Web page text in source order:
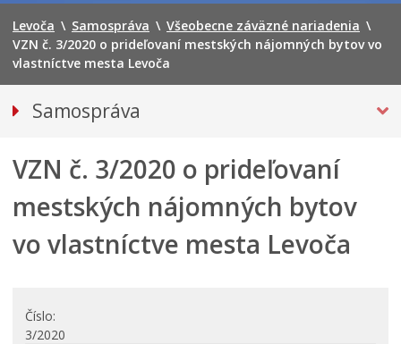
Levoča \ Samospráva \ Všeobecne záväzné nariadenia \
VZN č. 3/2020 o prideľovaní mestských nájomných bytov vo
vlastníctve mesta Levoča
Samospráva
Hlavný kontrolór mesta
Mestské zastupiteľstvo
Verejné obstarávania
VŠEOBECNE ZÁVÄZNÉ NARIADENIA
VZN č. 3/2020 o prideľovaní
mestských nájomných bytov
vo vlastníctve mesta Levoča
Číslo
3/2020